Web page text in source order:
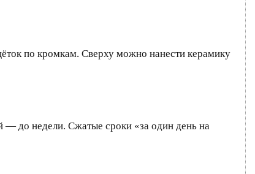
по кромкам. Сверху можно нанести керамику
— до недели. Сжатые сроки «за один день на